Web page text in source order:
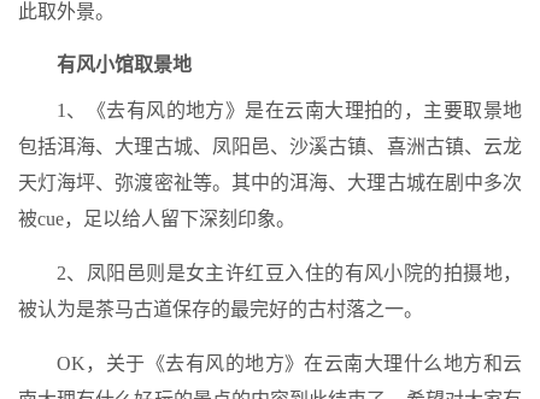
此取外景。
有风小馆取景地
1、《去有风的地方》是在云南大理拍的，主要取景地
包括洱海、大理古城、凤阳邑、沙溪古镇、喜洲古镇、云龙
天灯海坪、弥渡密祉等。其中的洱海、大理古城在剧中多次
被cue，足以给人留下深刻印象。
2、凤阳邑则是女主许红豆入住的有风小院的拍摄地，
被认为是茶马古道保存的最完好的古村落之一。
OK，关于《去有风的地方》在云南大理什么地方和云